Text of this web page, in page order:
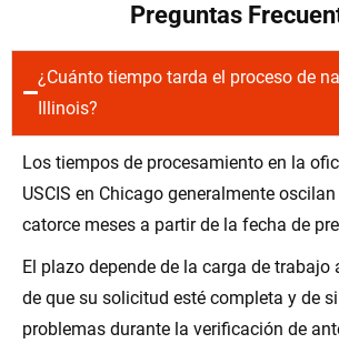
Preguntas
¿Cuánto tiempo tarda el proceso de
Illinois?
Los tiempos de procesamiento en la
USCIS en Chicago generalmente
catorce meses a partir de la fecha de
El plazo depende de la carga de trabajo
de que su solicitud esté completa y de
problemas durante la verificación de